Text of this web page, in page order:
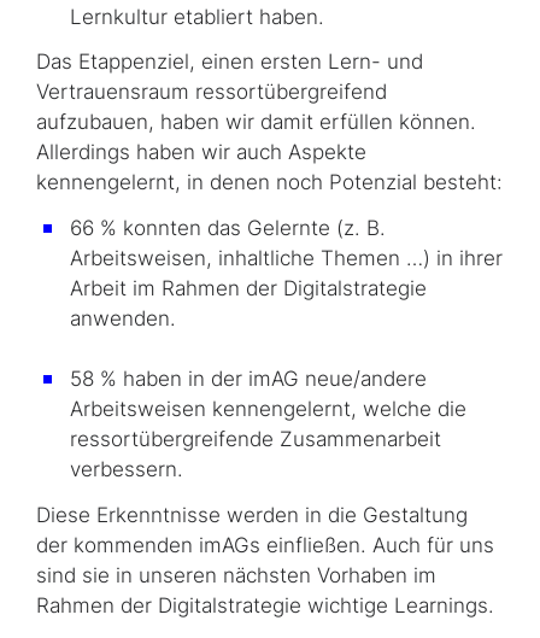
Lernkultur etabliert haben.
Das Etappenziel, einen ersten Lern- und
Vertrauensraum ressortübergreifend
aufzubauen, haben wir damit erfüllen können.
Allerdings haben wir auch Aspekte
kennengelernt, in denen noch Potenzial besteht:
66 % konnten das Gelernte (z. B.
Arbeitsweisen, inhaltliche Themen …) in ihrer
Arbeit im Rahmen der Digitalstrategie
anwenden.
58 % haben in der imAG neue/andere
Arbeitsweisen kennengelernt, welche die
ressortübergreifende Zusammenarbeit
verbessern.
Diese Erkenntnisse werden in die Gestaltung
der kommenden imAGs einfließen. Auch für uns
sind sie in unseren nächsten Vorhaben im
Rahmen der Digitalstrategie wichtige Learnings.